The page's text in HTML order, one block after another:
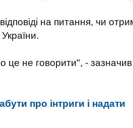
на питання, чи
це не говорити", - зазначив
про інтриги і надати